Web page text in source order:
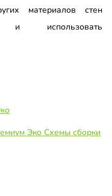
материалов стен
и использовать
Эко Схемы сборки